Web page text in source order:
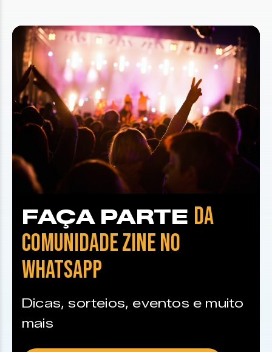
FAÇA PARTE DA
COMUNIDADE ZINE NO
WHATSAPP
Dicas, sorteios, eventos e muito
mais